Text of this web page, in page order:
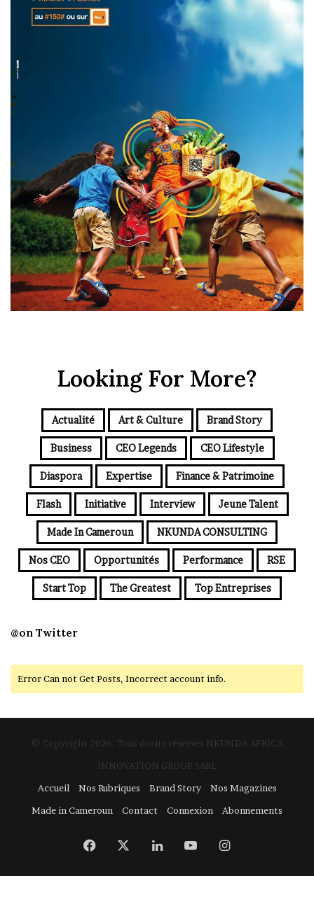
Looking For More?
Actualité Art & Culture Brand Story
Business CEO Legends CEO Lifestyle
Diaspora Expertise Finance & Patrimoine
Flash Initiative Interview Jeune Talent
Made In Cameroun NKUNDA CONSULTING
Nos CEO Opportunités Performance RSE
Start Top The Greatest Top Entreprises
@on Twitter
Error Can not Get Posts, Incorrect account info.
© Copyright 2026, Tous droits réservés NKUNDA AFRICA
INNOVATION GROUP SARL
Accueil
Nos Rubriques Brand Story
Nos Magazines
Made in Cameroun
Contact Connexion Abonnements
Facebook LinkedinYouTubeInstagram